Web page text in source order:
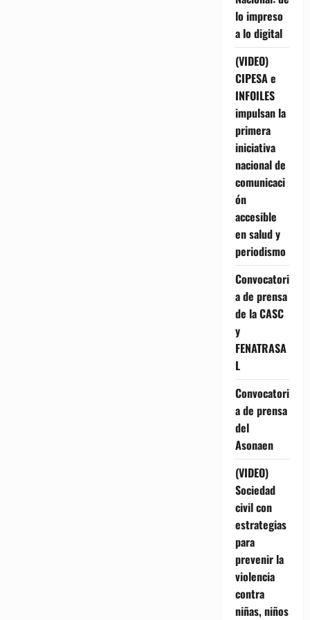
lo impreso
a lo digital
(VIDEO)
CIPESA e
INFOILES
impulsan la
primera
iniciativa
nacional de
comunicaci
ón
accesible
en salud y
periodismo
Convocatori
a de prensa
de la CASC
y
FENATRASA
L
Convocatori
a de prensa
del
Asonaen
(VIDEO)
Sociedad
civil con
estrategias
para
prevenir la
violencia
contra
niñas, niños